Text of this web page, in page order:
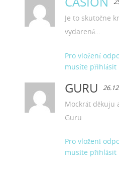
Je to skutočne
vydarená…
Pro vložení
musíte přihlásit
GURU
Mockrát děkuju
Guru
Pro vložení
musíte přihlásit